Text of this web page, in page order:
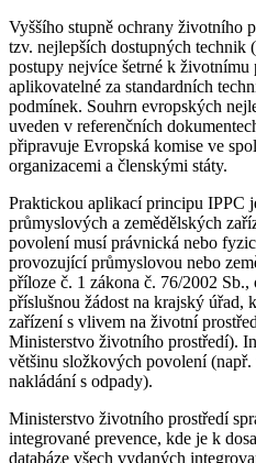
Vyššího stupně ochrany životního
tzv. nejlepších dostupných
postupy nejvíce šetrné k životnímu
aplikovatelné za standardních
podmínek. Souhrn evropských
uveden v referenčních
připravuje Evropská komise ve
organizacemi a členskými státy.
Praktickou aplikací principu IPPC
průmyslových a zemědělských
povolení musí právnická nebo
provozující průmyslovou nebo
příloze č. 1 zákona č. 76/2002
příslušnou žádost na krajský úřad,
zařízení s vlivem na životní
Ministerstvo životního prostředí).
většinu složkových povolení
nakládání s odpady).
Ministerstvo životního prostředí
integrované prevence, kde je k
databáze všech vydaných